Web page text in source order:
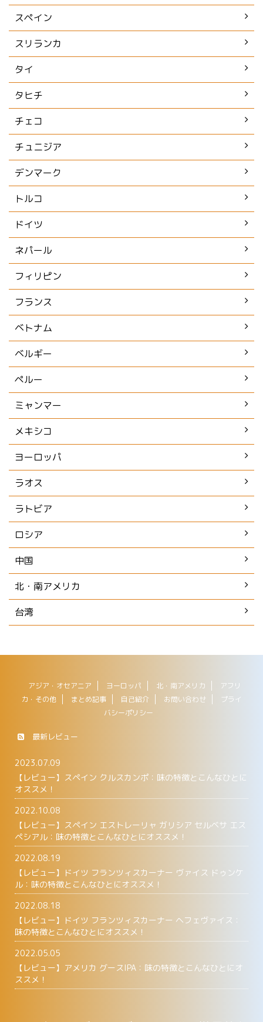
スペイン
スリランカ
タイ
タヒチ
チェコ
チュニジア
デンマーク
トルコ
ドイツ
ネパール
フィリピン
フランス
ベトナム
ベルギー
ペルー
ミャンマー
メキシコ
ヨーロッパ
ラオス
ラトビア
ロシア
中国
北・南アメリカ
台湾
アジア・オセアニア ヨーロッパ 北・南アメリカ
アフリ
カ・その他
まとめ記事 自己紹介 お問い合わせ
プライ
バシーポリシー
最新レビュー
2023.07.09
【レビュー】スペイン クルスカンポ：味の特徴とこんなひとに
オススメ！
2022.10.08
【レビュー】スペイン エストレーリャ ガリシア セルベサ エス
ペシアル：味の特徴とこんなひとにオススメ！
2022.08.19
【レビュー】ドイツ フランツィスカーナー ヴァイス ドゥンケ
ル：味の特徴とこんなひとにオススメ！
2022.08.18
【レビュー】ドイツ フランツィスカーナー ヘフェヴァイス：
味の特徴とこんなひとにオススメ！
2022.05.05
【レビュー】アメリカ グースIPA：味の特徴とこんなひとにオ
ススメ！